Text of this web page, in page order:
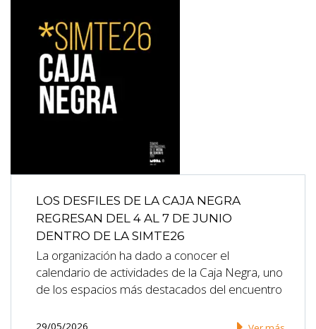
LOS DESFILES DE LA CAJA NEGRA
REGRESAN DEL 4 AL 7 DE JUNIO
DENTRO DE LA SIMTE26
La organización ha dado a conocer el
calendario de actividades de la Caja Negra, uno
de los espacios más destacados del encuentro
29/05/2026